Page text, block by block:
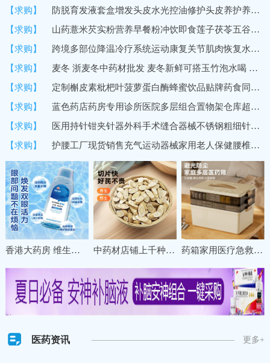
【求购】
防脱育发液套盒增发头皮水光控油修护头皮养护养发馆生发液育发液
【求购】
山药薏米芡实粉营养早餐粉冲饮即食莲子茯苓五谷代餐粉
【求购】
跨境多部位降温冷疗系统运动康复关节肌肉恢复水循环冷敷机冷疗垫
【求购】
麦冬 浙麦冬中药材批发 麦冬新鲜可搭玉竹泡水喝 黄芪党参
【求购】
定制槲皮素枇杷叶菠萝蛋白酶蜂蜜饮品贴牌药食同源口服饮品加工厂
【求购】
蓝色药店药房专用诊所医院多层组合置物架仓库超市货架商用展示架
【求购】
医用持针钳夹针器外科手术缝合器械不锈钢粗细针牙科双眼皮持针器
【求购】
护腰工厂现货销售充气运动器械家用老人保健腰椎间盘固定保暖护腰
香港大药房 维生素B12洗眼液缓解眼疲劳干涩清洁眼部一次性护理液 中药材店铺上千种冷背名贵草药材甘肃珉县特级野生黄芪直销养生 药箱家用医疗急救药盒药物收纳盒大号大容量多层分格医药箱收纳盒
医药资讯 更多+